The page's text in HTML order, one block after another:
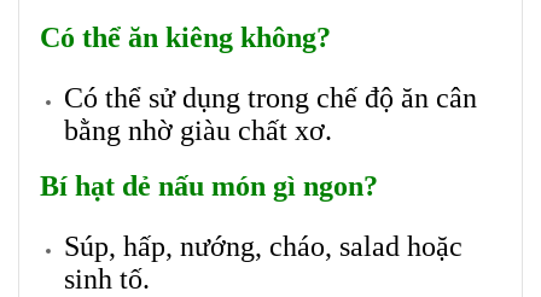
Có thể ăn kiêng không?
Có thể sử dụng trong chế độ ăn cân
bằng nhờ giàu chất xơ.
Bí hạt dẻ nấu món gì ngon?
Súp, hấp, nướng, cháo, salad hoặc
sinh tố.